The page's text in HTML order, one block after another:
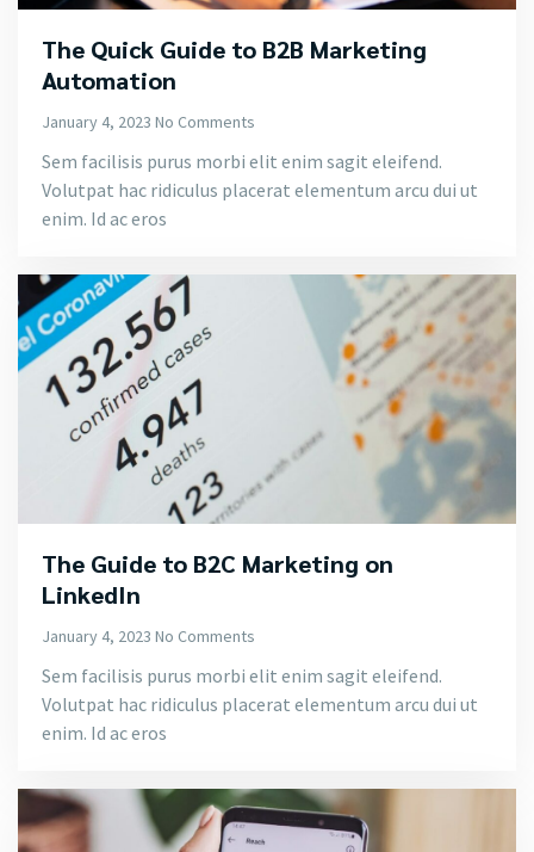
The Quick Guide to B2B Marketing
Automation
January 4, 2023 No Comments
Sem facilisis purus morbi elit enim sagit eleifend.
Volutpat hac ridiculus placerat elementum arcu dui ut
enim. Id ac eros
The Guide to B2C Marketing on
LinkedIn
January 4, 2023 No Comments
Sem facilisis purus morbi elit enim sagit eleifend.
Volutpat hac ridiculus placerat elementum arcu dui ut
enim. Id ac eros